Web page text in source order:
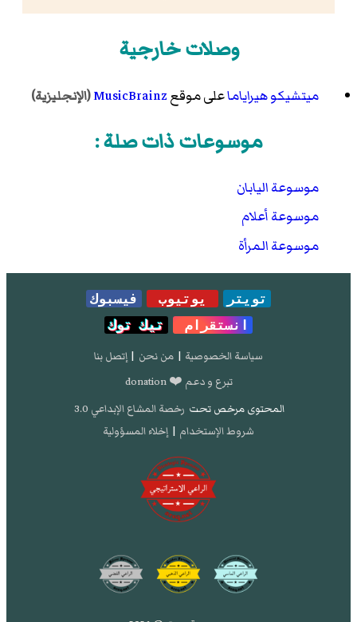
وصلات خارجية
ميتشيكو هيراياماعلى موقعMusicBrainz(الإنجليزية)
موسوعات ذات صلة :
موسوعة اليابان
موسوعة أعلام
موسوعة المرأة
تويتر يوتيوب
فيسبوك
انستقرام
تيك توك
سياسة الخصوصية | من نحن | إتصل بنا
تبرع و دعم ❤️ donation
المحتوى مرخص تحت رخصة المشاع الإبداعي 3.0
شروط الإستخدام | إخلاء المسؤولية